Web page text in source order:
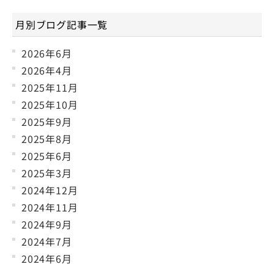
月別ブログ記事一覧
2026年6月
2026年4月
2025年11月
2025年10月
2025年9月
2025年8月
2025年6月
2025年3月
2024年12月
2024年11月
2024年9月
2024年7月
2024年6月